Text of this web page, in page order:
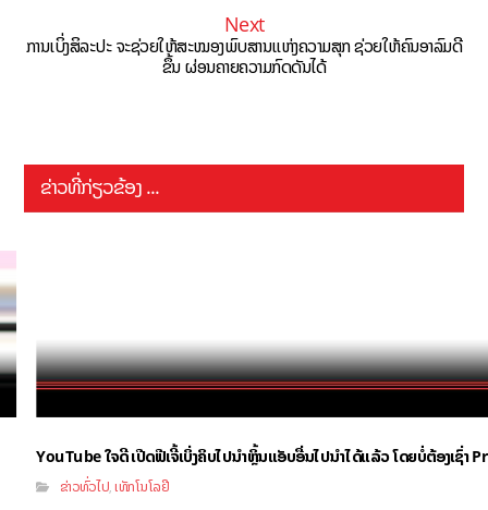
Next
ການເບິ່ງສິລະປະ ຈະຊ່ວຍໃຫ້ສະໝອງພົບສານແຫ່ງຄວາມສຸກ ຊ່ວຍໃຫ້ຄົນອາລົມດີ
ຂຶ້ນ ຜ່ອນຄາຍຄວາມກົດດັນໄດ້
ຂ່າວທີ່ກ່ຽວຂ້ອງ ...
YouTube ໃຈດີ ເປີດຟີເຈີ້ເບິ່ງຄິບໄປນຳຫຼິ້ນແອັບອື່ນໄປນຳໄດ້ແລ້ວ ໂດຍບໍ່ຕ້ອງເຊົ່າ
ຂ່າວທົ່ວໄປ,ເທັກໂນໂລຢີ